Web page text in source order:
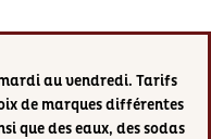
au vendredi. Tarifs
de marques différentes
que des eaux, des sodas